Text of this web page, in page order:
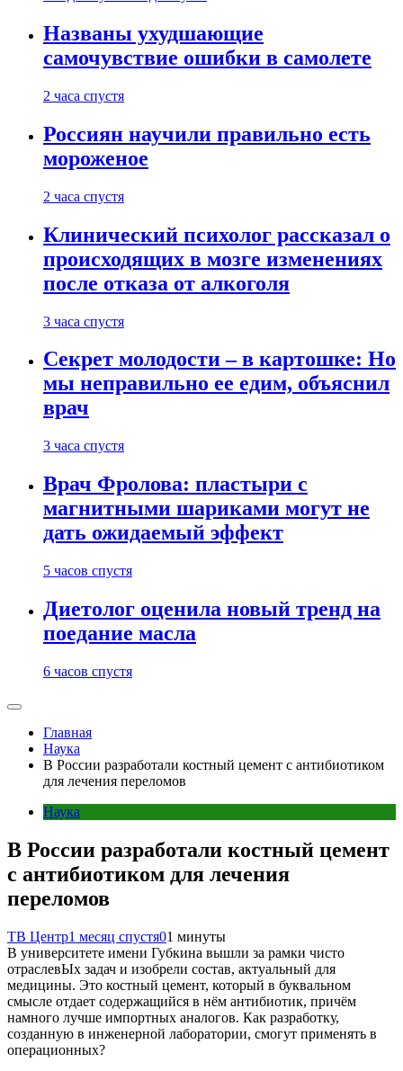
Названы ухудшающие
самочувствие ошибки в самолете
2 часа спустя
Россиян научили правильно есть
мороженое
2 часа спустя
Клинический психолог рассказал о
происходящих в мозге изменениях
после отказа от алкоголя
3 часа спустя
Секрет молодости – в картошке: Но
мы неправильно ее едим, объяснил
врач
3 часа спустя
Врач Фролова: пластыри с
магнитными шариками могут не
дать ожидаемый эффект
5 часов спустя
Диетолог оценила новый тренд на
поедание масла
6 часов спустя
Главная
Наука
В России разработали костный цемент с антибиотиком
для лечения переломов
Наука
В России разработали костный цемент
с антибиотиком для лечения
переломов
ТВ Центр1 месяц спустя01 минуты
В университете имени Губкина вышли за рамки чисто
отраслевЫх задач и изобрели состав, актуальный для
медицины. Это костный цемент, который в буквальном
смысле отдает содержащийся в нём антибиотик, причём
намного лучше импортных аналогов. Как разработку,
созданную в инженерной лаборатории, смогут применять в
операционных?